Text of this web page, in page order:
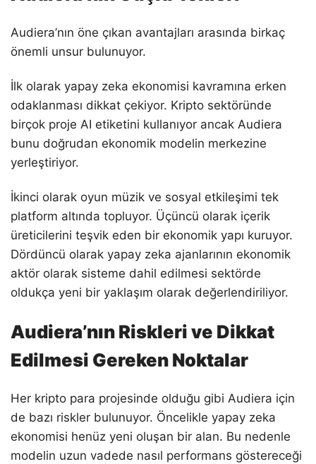
Audiera’nın öne çıkan avantajları arasında birkaç
önemli unsur bulunuyor.
İlk olarak yapay zeka ekonomisi kavramına erken
odaklanması dikkat çekiyor. Kripto sektöründe
birçok proje AI etiketini kullanıyor ancak Audiera
bunu doğrudan ekonomik modelin merkezine
yerleştiriyor.
İkinci olarak oyun müzik ve sosyal etkileşimi tek
platform altında topluyor. Üçüncü olarak içerik
üreticilerini teşvik eden bir ekonomik yapı kuruyor.
Dördüncü olarak yapay zeka ajanlarının ekonomik
aktör olarak sisteme dahil edilmesi sektörde
oldukça yeni bir yaklaşım olarak değerlendiriliyor.
Audiera’nın Riskleri ve Dikkat
Edilmesi Gereken Noktalar
Her kripto para projesinde olduğu gibi Audiera için
de bazı riskler bulunuyor. Öncelikle yapay zeka
ekonomisi henüz yeni oluşan bir alan. Bu nedenle
modelin uzun vadede nasıl performans göstereceği